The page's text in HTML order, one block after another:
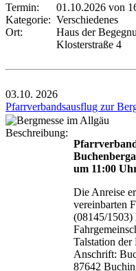
Termin:
01.10.2026 von
Kategorie: Verschiedenes
Ort:
Haus der
Klosterstraße 4
03.10. 2026
Pfarrverbandsausflug zur
Beschreibung:
um 11:00
Die Anreise
vereinbarten
(08145/1503)
Talstation der
Anschrift:
87642